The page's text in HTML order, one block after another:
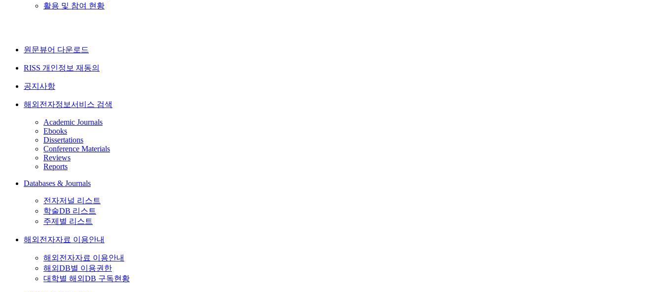
활용 및 참여 현황
원문뷰어 다운로드
RISS 개인정보 재동의
공지사항
해외전자정보서비스 검색
Academic Journals
Ebooks
Dissertations
Conference Materials
Reviews
Reports
Databases & Journals
전자저널 리스트
학술DB 리스트
주제별 리스트
해외전자자료 이용안내
해외전자자료 이용안내
해외DB별 이용권한
대학별 해외DB 구독현황